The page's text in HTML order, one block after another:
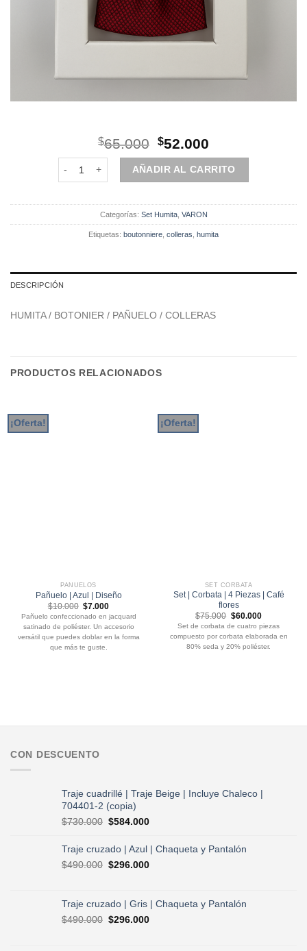
$65.000 El
precio
original
era:
$65.000.
$52.000
precio
actual
es:
$52.000.
Set | Humita | 4 Piezas | Burdeo diseño cantidad
AÑADIR AL CARRITO
Categorías: Set Humita, VARON
Etiquetas: boutonniere colleras humita
DESCRIPCIÓN
HUMITA / BOTONIER / PAÑUELO / COLLERAS
PRODUCTOS RELACIONADOS
¡Oferta!
PAÑUELOS
Pañuelo | Azul | Diseño
$10.000 El
precio
original
era:
$10.000.
$7.000El
precio
actual
es:
$7.000.
Pañuelo confeccionado en jacquard
satinado de poliéster. Un accesorio
versátil que puedes doblar en la forma
que más te guste.
¡Oferta!
SET CORBATA
Set | Corbata | 4 Piezas | Café
flores
$75.000 El
precio
original
era:
$75.000.
$60.000El
precio
actual
es:
$60.000.
Set de corbata de cuatro piezas
compuesto por corbata elaborada en
80% seda y 20% poliéster.
CON DESCUENTO
Traje cuadrillé | Traje Beige | Incluye Chaleco |
704401-2 (copia)
$730.000 El
original
era:
$730.000.
$584.000El
actual
es:
Traje cruzado | Azul | Chaqueta y Pantalón
$490.000 El
era:
$490.000.
$296.000El
es:
Traje cruzado | Gris | Chaqueta y Pantalón
$490.000 El
$296.000El